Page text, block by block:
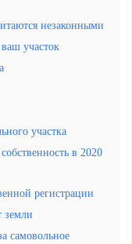
незаконными
участок
участка
в 2020
регистрации
земли
самовольное